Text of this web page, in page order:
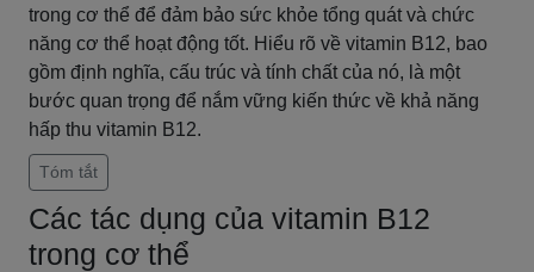
trong cơ thể để đảm bảo sức khỏe tổng quát và chức
năng cơ thể hoạt động tốt. Hiểu rõ về vitamin B12, bao
gồm định nghĩa, cấu trúc và tính chất của nó, là một
bước quan trọng để nắm vững kiến thức về khả năng
hấp thu vitamin B12.
Tóm tắt
Các tác dụng của vitamin B12
trong cơ thể